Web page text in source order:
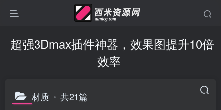
超强3Dmax插件神器，效果图提升10倍
效率
材质 共21篇